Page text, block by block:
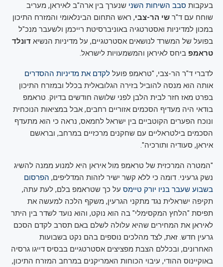
בעקבות סבב השיחות השני שנערך בין ארה"ב לאיראן, מעריב
שוחח עם ד"ר שי הר-צבי, ראש התחום הבינלאומי והמזרח התיכון
במכון למדיניות ואסטרטגיה באוניברסיטת רייכמן ולשעבר מנכ"ל
בפועל של המשרד לנושאים אסטרטגיים, על מדיניות הנשיא דונלד
טראמפ ביחס לאיראן והמשמעויות לישראל.
לדברי ד"ר הר-צבי, "טראמפ פועל לקדם את מדיניות ההסדרים
אותה הוא מנסה להוביל בזירה הגלובאלית בכלל ובמזרח התיכון
בפרט מאז חזר לבית הלבן לפני שלושה חודשים בדיוק. טראמפ
בודאי היה מעדיף הסכמים אזוריים רחבים, אבל במציאות הנוכחית
ונוכח הפערים הקוטביים בין ישראל לחמאס, נראה כי הוא מתעדף
הסכמים בילטראליים עם שחקנים מרכזיים במרחב, ובראשם
איראן, סעודיה ותורכיה".
"המטרה המרכזית של טראמפ מול איראן היא למנוע ממנה להשיג
נשק גרעיני. דומה כי ללא קשר ישיר לזהות המדליפים, הפרסום
בשבוע שעבר בניו יורק טיימס על כך שטראמפ בלם, לעת עתה,
תקיפה ישראלית נגד מתקני הגרעין, משקף הלכה למעשה את
תפיסת "הלחץ המקסימלי" בה הוא נוקט, והוא נועד לשדר בין היתר
לאיראן את המחירים שהיא עלולה לשלם באם תסרב לקדם הסכם
גרעין חדש. זאת, לצד מהלכים נוספים בהם נקט בשבועות
האחרונים, ובכללם הצבת מפציצים אסטרטגיים בבסיס דייגו גרסיה
באוקיינוס ההודי, עיבוי הכוחות האמריקנים במרחב המזרח התיכון,